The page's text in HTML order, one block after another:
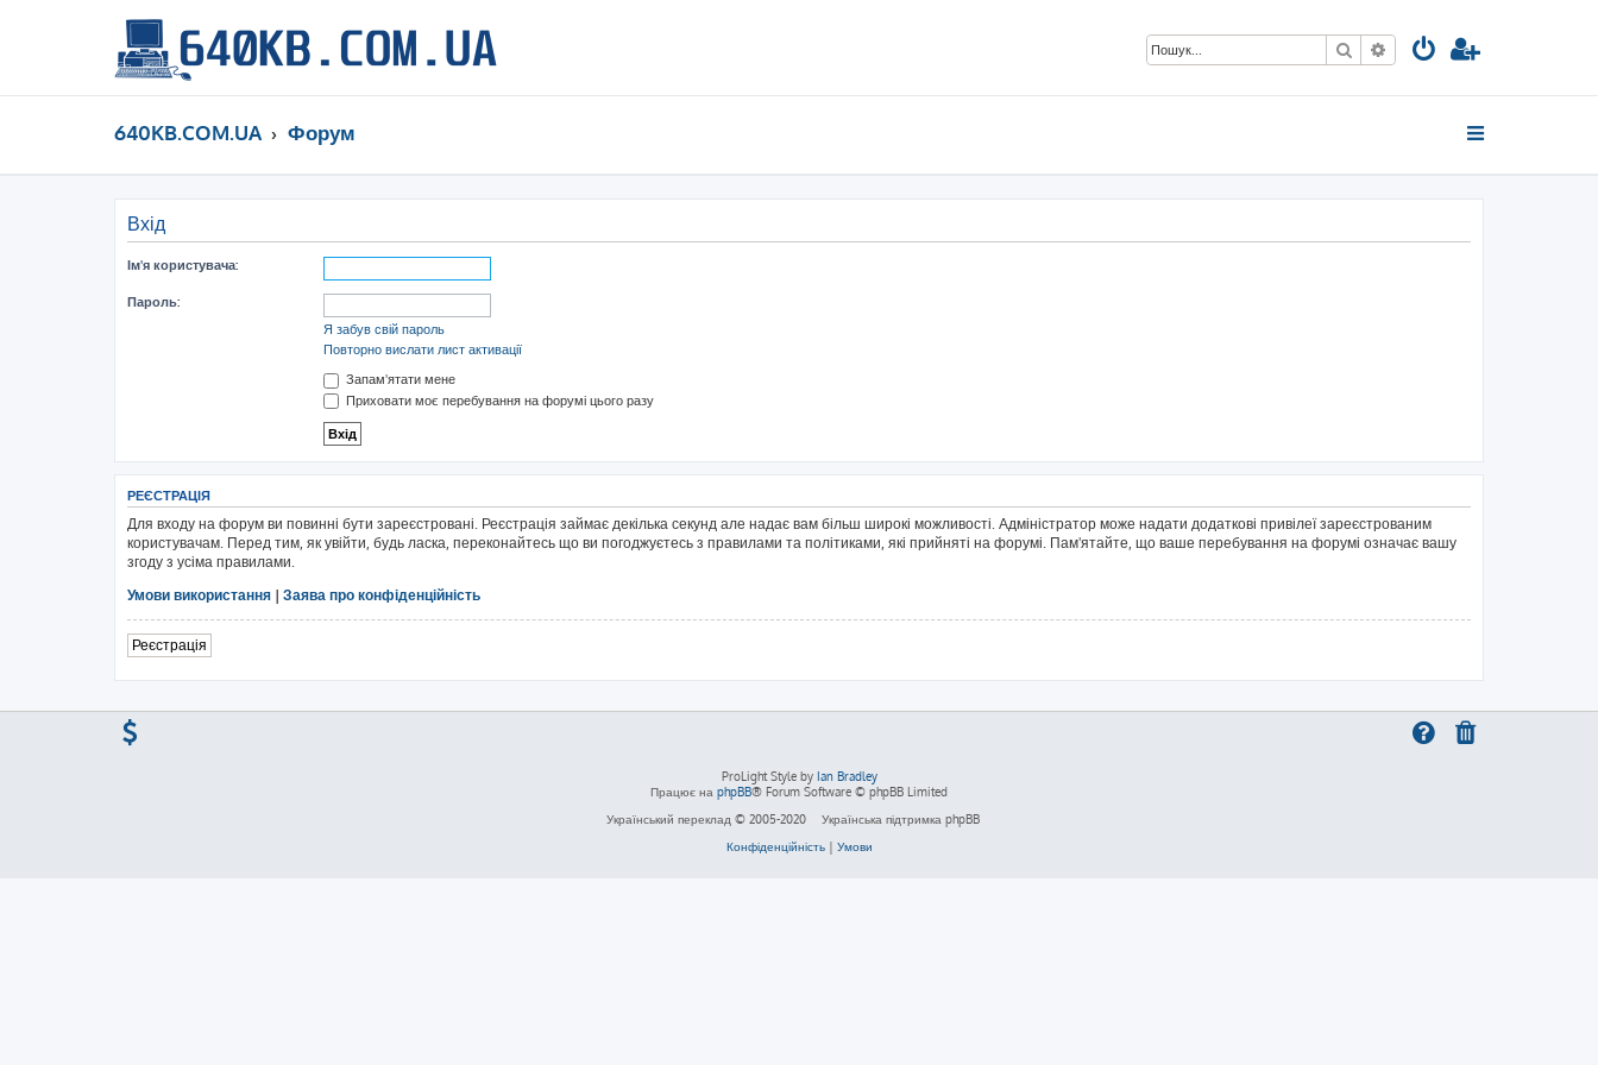
ПошукРозширений пошук
640KB.COM.UA Форум
Вхід
Ім'я користувача:
Пароль:
Я забув свій пароль
Повторно вислати лист активації
Запам'ятати мене
Приховати моє перебування на форумі цього разу
РЕЄСТРАЦІЯ
Для входу на форум ви повинні бути зареєстровані. Реєстрація займає декілька секунд але надає вам більш широкі можливості. Адміністратор може надати додаткові привілеї зареєстрованим
користувачам. Перед тим, як увійти, будь ласка, переконайтесь що ви погоджуєтесь з правилами та політиками, які прийняті на форумі. Пам'ятайте, що ваше перебування на форумі означає вашу
згоду з усіма правилами.
Умови використання | Заява про конфіденційність
Реєстрація
ProLight Style by Ian Bradley
Працює на phpBB® Forum Software © phpBB Limited
Український переклад © 2005-2020
Українська підтримка phpBB
Конфіденційність| Умови